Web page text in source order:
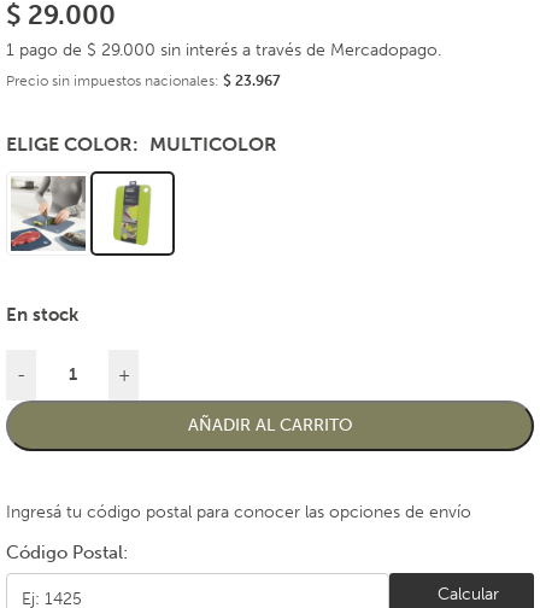
$ 29.000
1 pago de $ 29.000 sin interés a través de Mercadopago.
Precio sin impuestos nacionales: $ 23.967
ELIGE COLOR MULTICOLOR
En stock
- +
AÑADIR AL CARRITO
Ingresá tu código postal para conocer las opciones de envío
Código Postal:
Calcular